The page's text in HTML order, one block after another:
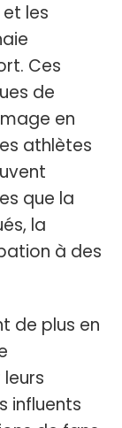
les
Ces
de
en
athlètes
que la
la
à des
de plus en
influents